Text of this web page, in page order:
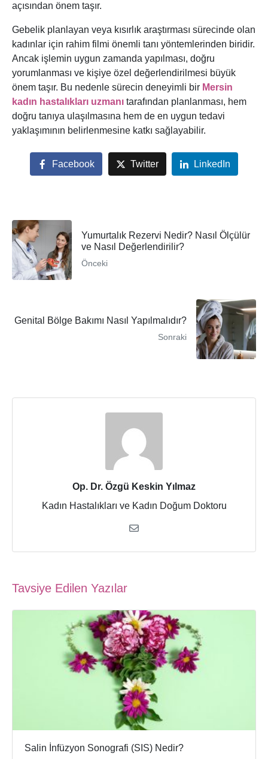
açısından önem taşır.
Gebelik planlayan veya kısırlık araştırması sürecinde olan
kadınlar için rahim filmi önemli tanı yöntemlerinden biridir.
Ancak işlemin uygun zamanda yapılması, doğru
yorumlanması ve kişiye özel değerlendirilmesi büyük
önem taşır. Bu nedenle sürecin deneyimli bir Mersin
kadın hastalıkları uzmanı tarafından planlanması, hem
doğru tanıya ulaşılmasına hem de en uygun tedavi
yaklaşımının belirlenmesine katkı sağlayabilir.
Facebook Twitter LinkedIn
Yumurtalık Rezervi Nedir? Nasıl Ölçülür
ve Nasıl Değerlendirilir?
Önceki
Genital Bölge Bakımı Nasıl Yapılmalıdır?
Sonraki
Op. Dr. Özgü Keskin Yılmaz
Kadın Hastalıkları ve Kadın Doğum Doktoru
Tavsiye Edilen Yazılar
Salin İnfüzyon Sonografi (SIS) Nedir?